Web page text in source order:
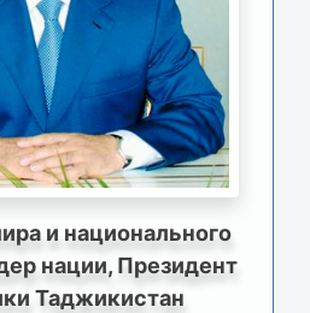
и национального
нации, Президент
Таджикистан